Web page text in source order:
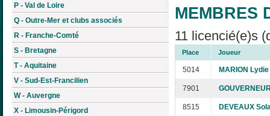
P - Val de Loire
Q - Outre-Mer et clubs associés
R - Franche-Comté
S - Bretagne
T - Aquitaine
V - Sud-Est-Francilien
W - Auvergne
X - Limousin-Périgord
MEMBRES
11 licencié(e)s
Place Joueur
5014 MARION Lydie
7901
8515 DEVEAUX